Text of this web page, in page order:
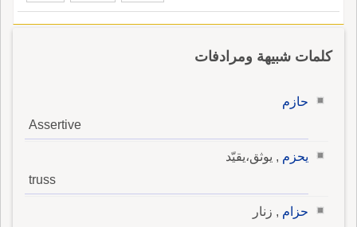
كلمات شبيهة ومرادفات
حازم
Assertive
يحزم , يوثق،يقيّد
truss
حزام , زنار